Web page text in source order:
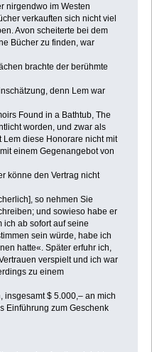
nirgendwo im Westen
verkauften sich nicht viel
Avon scheiterte bei dem
Bücher zu finden, war
brachte der berühmte
denn Lem war
Found in a Bathtub, The
worden, und zwar als
diese Honorare nicht mit
einem Gegenangebot von
könne den Vertrag nicht
so nehmen Sie
und sowieso habe er
ab sofort auf seine
sein würde, habe ich
hatte«. Später erfuhr ich,
verspielt und ich war
zu einem
insgesamt $ 5.000,– an mich
Einführung zum Geschenk